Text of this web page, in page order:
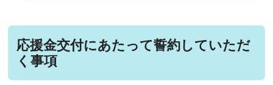
応援金交付にあたって誓約していただ
く事項